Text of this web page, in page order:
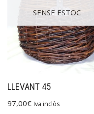
SENSE ESTOC
LLEVANT 45
97,00€ Iva inclòs